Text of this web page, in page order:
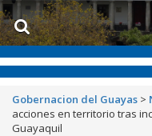
Gobernacion del Guayas >
acciones en territorio tras
Guayaquil